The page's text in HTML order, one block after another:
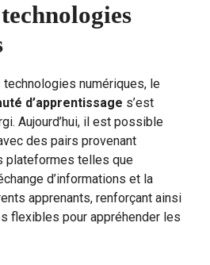
technologies numériques, le
d’apprentissage s’est
Aujourd’hui, il est possible
des pairs provenant
plateformes telles que
d’informations et la
apprenants, renforçant ainsi
flexibles pour appréhender les